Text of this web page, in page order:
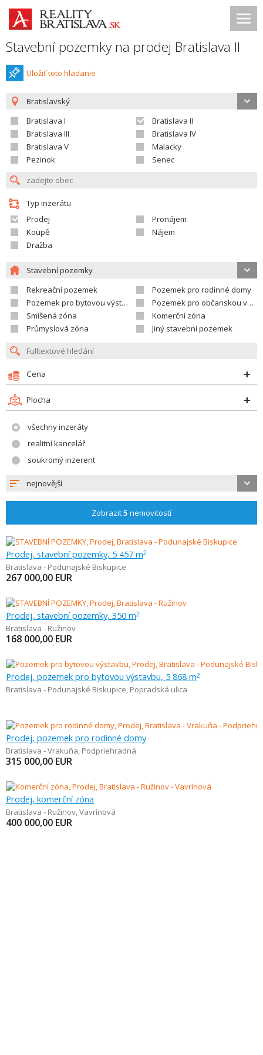
Stavební pozemky na prodej Bratislava II
Uložiť toto hladanie
Bratislavský
Bratislava I
Bratislava II
Bratislava III
Bratislava IV
Bratislava V
Malacky
Pezinok
Senec
Typ inzerátu
Prodej
Pronájem
Koupě
Nájem
Dražba
Stavební pozemky
Rekreační pozemek
Pozemek pro rodinné domy
Pozemek pro bytovou výstavbu
Pozemek pro občanskou vybavenost
Smíšená zóna
Komerční zóna
Průmyslová zóna
Jiný stavební pozemek
Cena
Plocha
všechny inzeráty
realitní kancelář
soukromý inzerent
nejnovější
Zobrazit5 nemovitostí
Prodej, stavební pozemky, 5 457 m2
Bratislava - Podunajské Biskupice
267 000,00 EUR
Prodej, stavební pozemky, 350 m2
Bratislava - Ružinov
168 000,00 EUR
Prodej, pozemek pro bytovou výstavbu, 5 868 m2
Bratislava - Podunajské Biskupice, Popradská ulica
Prodej, pozemek pro rodinné domy
Bratislava - Vrakuňa, Podpriehradná
315 000,00 EUR
Prodej, komerční zóna
Bratislava - Ružinov,Vavrínová
400 000,00 EUR